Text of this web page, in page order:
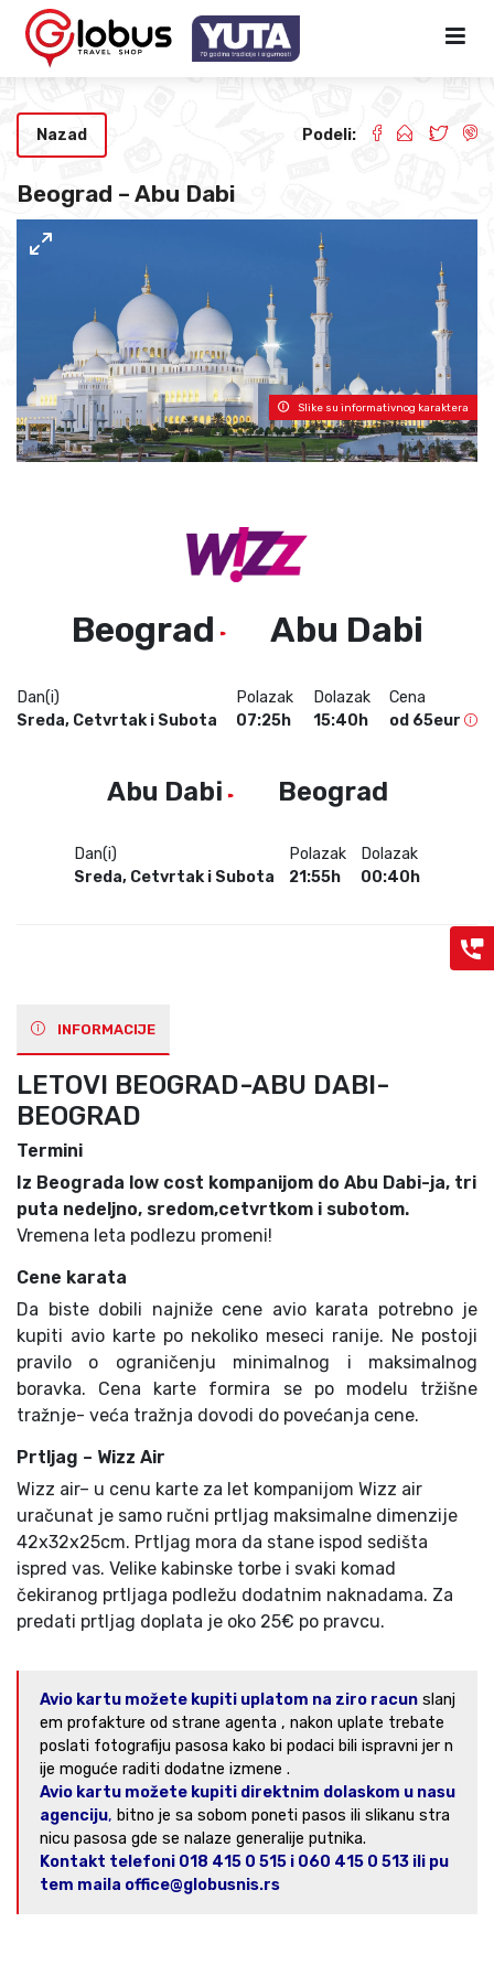
Beograd – Abu Dabi
Nazad Podeli:
Slike su informativnog karaktera
Beograd Abu Dabi
Dan(i)
Sreda, Cetvrtak i Subota
Polazak
07:25h
Dolazak
15:40h
Cena
od 65eur
Abu Dabi Beograd
Dan(i)
Sreda, Cetvrtak i Subota
Polazak
21:55h
Dolazak
00:40h
INFORMACIJE
LETOVI BEOGRAD-ABU DABI-
BEOGRAD
Termini
Iz Beograda low cost kompanijom do Abu Dabi-ja, tri
puta nedeljno, sredom,cetvrtkom i subotom.
Vremena leta podlezu promeni!
Cene karata
Da biste dobili najniže cene avio karata potrebno je
kupiti avio karte po nekoliko meseci ranije. Ne postoji
pravilo o ograničenju minimalnog i maksimalnog
boravka. Cena karte formira se po modelu tržišne
tražnje- veća tražnja dovodi do povećanja cene.
Prtljag – Wizz Air
Wizz air– u cenu karte za let kompanijom Wizz air
uračunat je samo ručni prtljag maksimalne dimenzije
42x32x25cm. Prtljag mora da stane ispod sedišta
ispred vas. Velike kabinske torbe i svaki komad
čekiranog prtljaga podležu dodatnim naknadama. Za
predati prtljag doplata je oko 25€ po pravcu.
Avio kartu možete kupiti uplatom na ziro racun slanj
em profakture od strane agenta , nakon uplate trebate
poslati fotografiju pasosa kako bi podaci bili ispravni jer n
ije moguće raditi dodatne izmene .
Avio kartu možete kupiti direktnim dolaskom u nasu
agenciju, bitno je sa sobom poneti pasos ili slikanu stra
nicu pasosa gde se nalaze generalije putnika.
Kontakt telefoni 018 415 0 515 i 060 415 0 513 ili pu
tem maila office@globusnis.rs